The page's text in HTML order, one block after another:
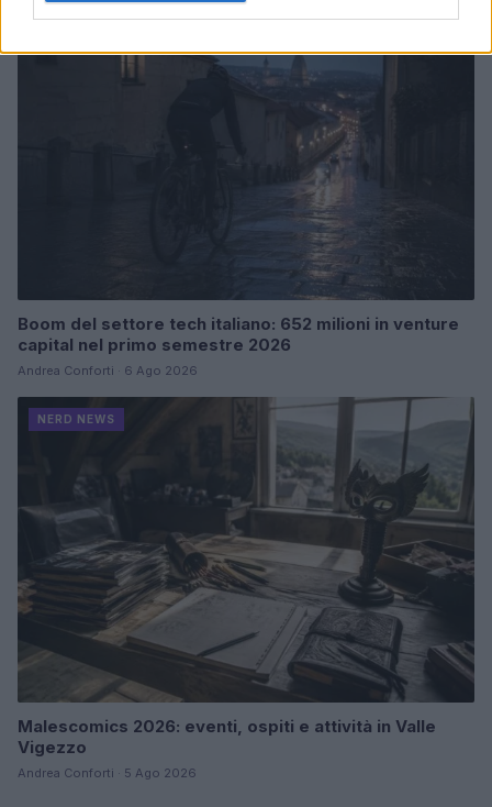
NERD NEWS
Boom del settore tech italiano: 652 milioni in venture
capital nel primo semestre 2026
Andrea Conforti · 6 Ago 2026
NERD NEWS
Malescomics 2026: eventi, ospiti e attività in Valle
Vigezzo
Andrea Conforti · 5 Ago 2026